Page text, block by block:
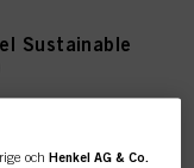
Sustainable
ochHenkel AG & Co.